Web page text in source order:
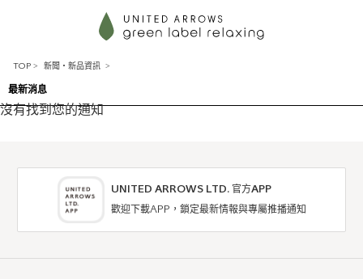
TOP > 新聞・新品資訊 >
最新消息
沒有找到您的通知
UNITED ARROWS LTD. 官方APP
歡迎下載APP，鎖定最新情報與專屬推播通知